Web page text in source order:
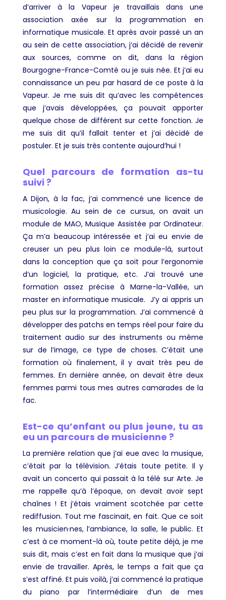
d’arriver à la Vapeur je travaillais dans une
association axée sur la programmation en
informatique musicale. Et après avoir passé un an
au sein de cette association, j’ai décidé de revenir
aux sources, comme on dit, dans la région
Bourgogne-France-Comté ou je suis née. Et j’ai eu
connaissance un peu par hasard de ce poste à la
Vapeur. Je me suis dit qu’avec les compétences
que j’avais développées, ça pouvait apporter
quelque chose de différent sur cette fonction. Je
me suis dit qu’il fallait tenter et j’ai décidé de
postuler. Et je suis très contente aujourd’hui !
Quel parcours de formation as-tu
suivi ?
A Dijon, à la fac, j’ai commencé une licence de
musicologie. Au sein de ce cursus, on avait un
module de MAO, Musique Assistée par Ordinateur.
Ça m’a beaucoup intéressée et j’ai eu envie de
creuser un peu plus loin ce module-là, surtout
dans la conception que ça soit pour l’ergonomie
d’un logiciel, la pratique, etc. J’ai trouvé une
formation assez précise à Marne-la-Vallée, un
master en informatique musicale. J’y ai appris un
peu plus sur la programmation. J’ai commencé à
développer des patchs en temps réel pour faire du
traitement audio sur des instruments ou même
sur de l’image, ce type de choses. C’était une
formation où finalement, il y avait très peu de
femmes. En dernière année, on devait être deux
femmes parmi tous mes autres camarades de la
fac.
Est-ce qu’enfant ou plus jeune, tu as
eu un parcours de musicienne ?
La première relation que j’ai eue avec la musique,
c’était par la télévision. J’étais toute petite. Il y
avait un concerto qui passait à la télé sur Arte. Je
me rappelle qu’à l’époque, on devait avoir sept
chaînes ! Et j’étais vraiment scotchée par cette
rediffusion. Tout me fascinait, en fait. Que ce soit
les musicien·nes, l’ambiance, la salle, le public. Et
c’est à ce moment-là où, toute petite déjà, je me
suis dit, mais c’est en fait dans la musique que j’ai
envie de travailler. Après, le temps a fait que ça
s’est affiné. Et puis voilà, j’ai commencé la pratique
du piano par l’intermédiaire d’un de mes